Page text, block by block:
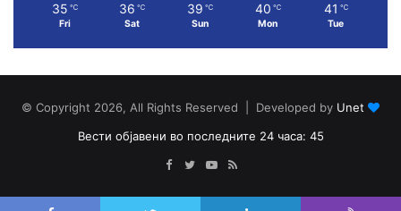
35 ℃
Fri
36 ℃
Sat
39 ℃
Sun
40 ℃
Mon
41 ℃
Tue
© Copyright 2026, All Rights Reserved | Developed by Unet
Вести објавени во последните 24 часа: 45
Facebook
TwitterYouTube
RSS